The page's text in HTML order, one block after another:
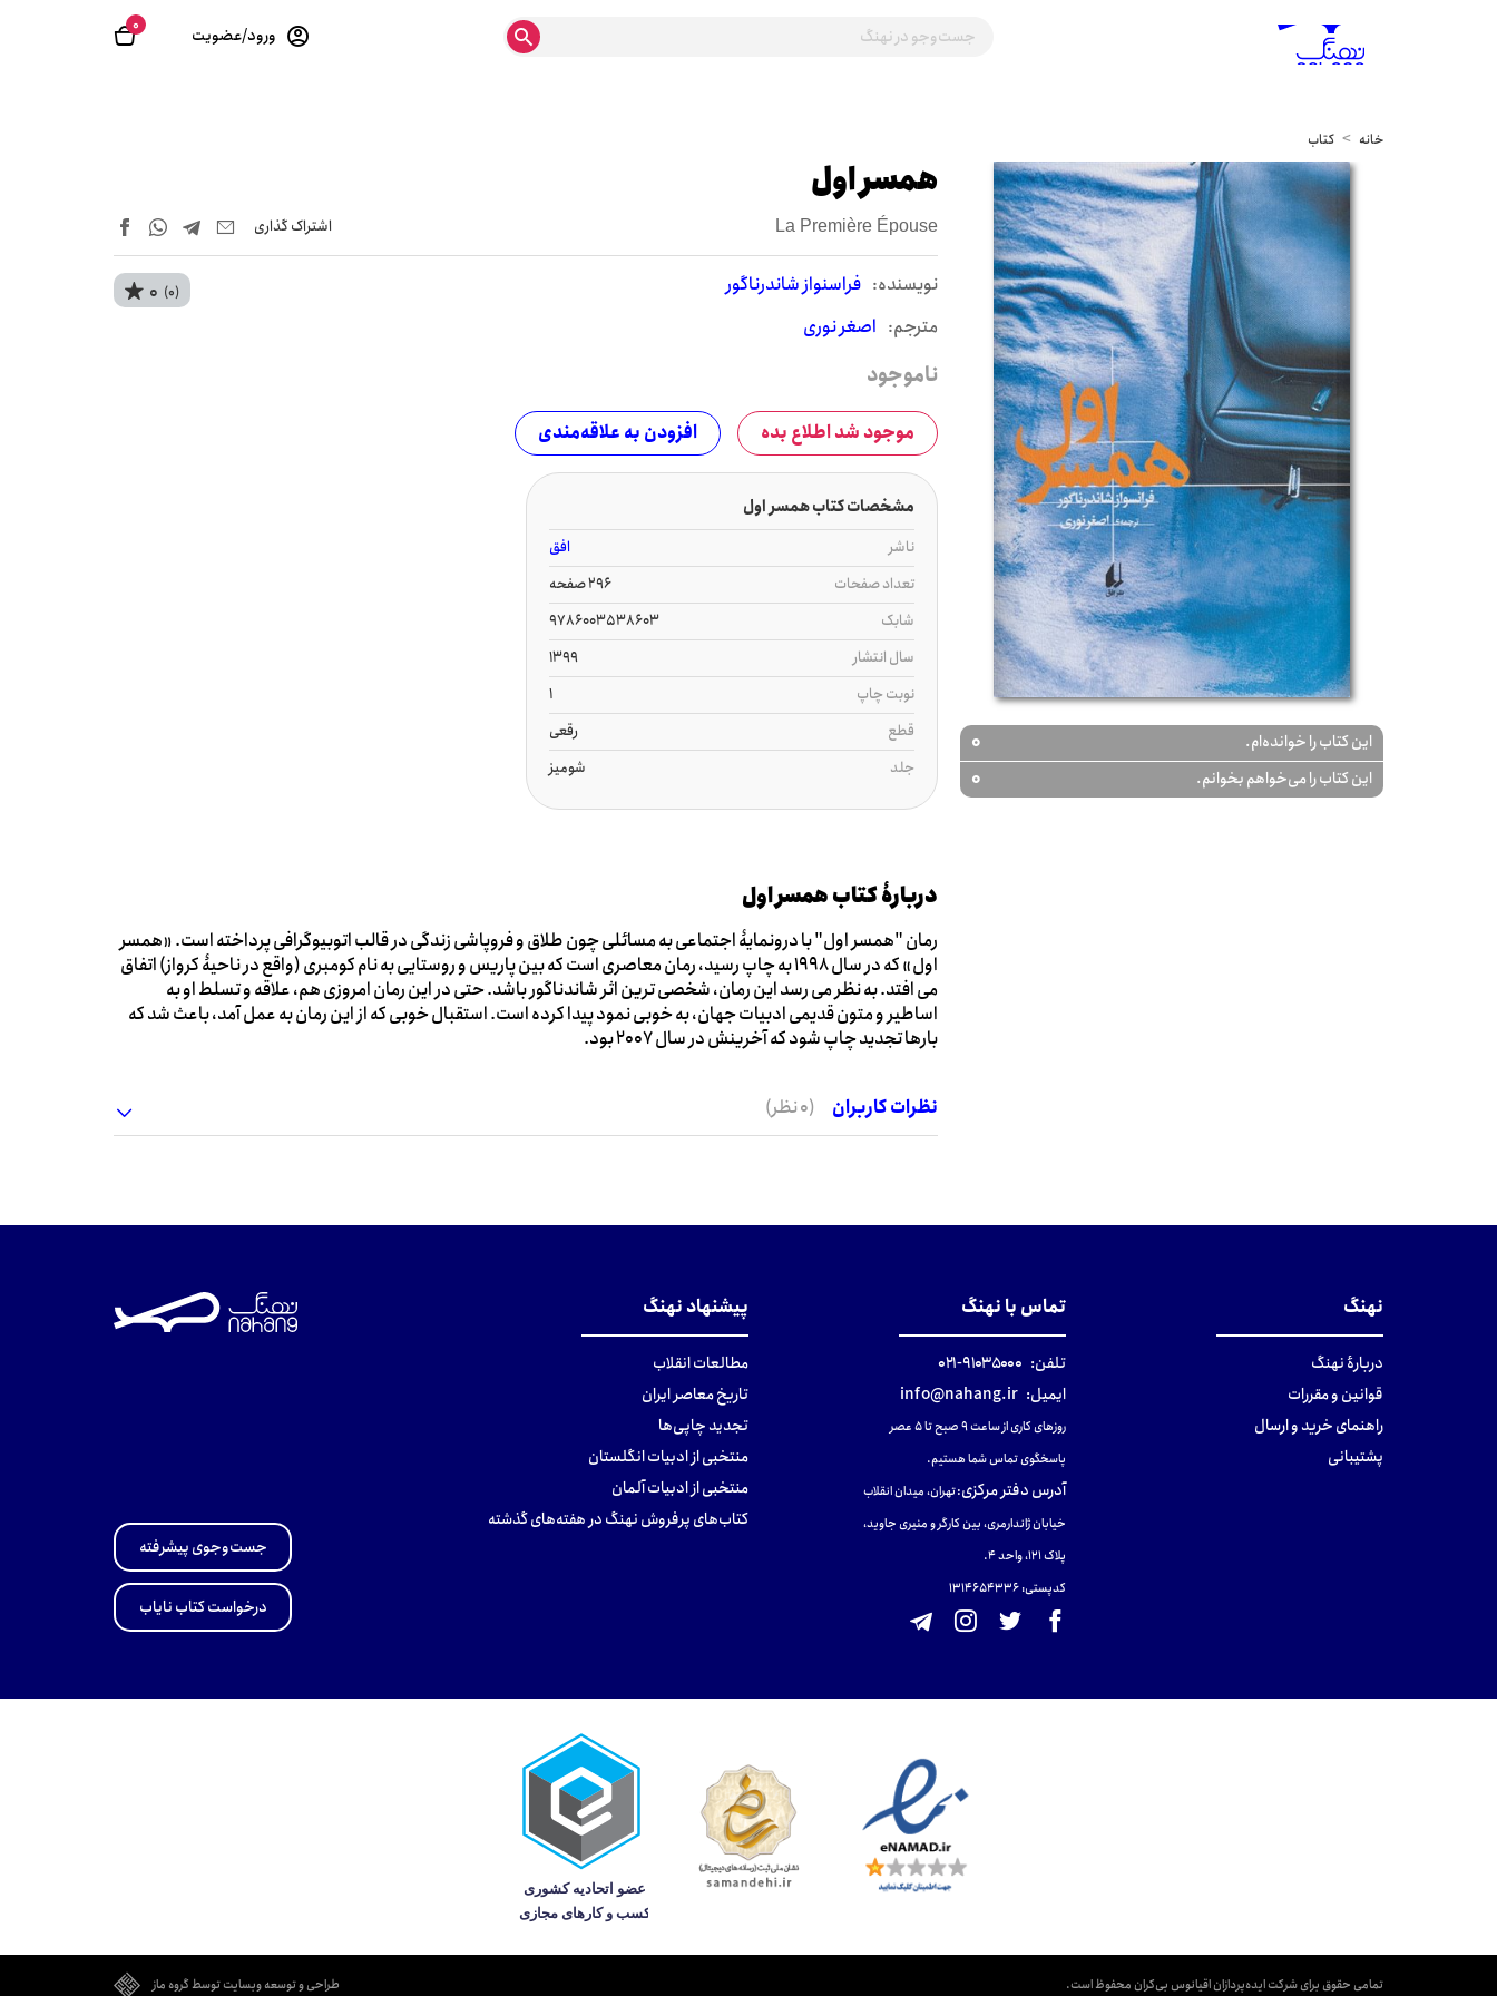
0 ورود/عضویت
خانه کتاب
این کتاب را خوانده‌ام. 0
این کتاب را می‌خواهم بخوانم. 0
همسر اول
La Première Épouse اشتراک‌ گذاری
نويسنده: فراسنواز شاندرناگور
مترجم: اصغر نوری
0 (0)
ناموجود
موجود شد اطلاع بده افزودن به علاقه‌مندی
مشخصات کتاب همسر اول
ناشر
افق
تعداد صفحات
296 صفحه
شابک
9786003538603
سال انتشار
1399
نوبت چاپ
1
قطع
رقعی
جلد
شومیز
دربارۀ کتاب همسر اول
رمان "همسر اول" با درونمایۀ اجتماعی به مسائلی چون طلاق و فروپاشی زندگی در قالب اتوبیوگرافی پرداخته است. «همسر
اول» که در سال 1998 به چاپ رسید، رمان معاصری است که بین پاریس و روستایی به نام کومبری (واقع در ناحیۀ کرواز) اتفاق
می افتد. به نظر می رسد این رمان، شخصی ترین اثر شاندناگور باشد. حتی در این رمان امروزی هم، علاقه و تسلط او به
اساطیر و متون قدیمی ادبیات جهان، به خوبی نمود پیدا کرده است. استقبال خوبی که از این رمان به عمل آمد، باعث شد که
بارها تجدید چاپ شود که آخرینش در سال 2007 بود.
نظرات کاربران (0 نظر)
نهنگ
دربارهٔ نهنگ
قوانین و مقررات
راهنمای خرید و ارسال
پشتیبانی
تماس با نهنگ
تلفن: ۹۱۰۳۵۰۰۰-۰۲۱
ایمیل: info@nahang.ir
روزهای کاری از ساعت ۹ صبح تا ۵ عصر
پاسخگوی تماس شما هستیم.
آدرس دفتر مرکزی:تهران، میدان انقلاب
خیابان ژاندارمری، بین کارگر و منیری جاوید،
پلاک 121، واحد ۴.
کدپستی: 131465433۶
پیشنهاد نهنگ
مطالعات انقلاب
تاریخ معاصر ایران
تجدید چاپی‌ها
منتخبی از ادبیات انگلستان
منتخبی از ادبیات آلمان
کتاب‌های پرفروش نهنگ در هفته‌های گذشته
جست‌وجوی پیشرفته
درخواست کتاب نایاب
تمامی حقوق برای شرکت ایده‌پردازان اقیانوس بی‌کران محفوظ است. طراحی و توسعه وبسایت توسط گروه ماز